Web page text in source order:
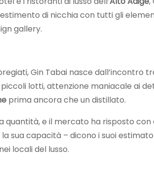
di nicchia con tutti gli
gallery.
Gin Tabai nasce dall’incontro
lotti, attenzione maniacale ai
prima ancora che un distillato.
e il mercato ha risposto
sua capacità – dicono i suoi
locali del lusso.